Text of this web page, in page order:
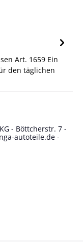
Art. 1659 Ein
den täglichen
- Böttcherstr. 7 -
autoteile.de -